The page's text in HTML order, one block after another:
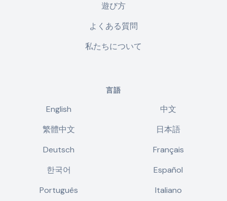
遊び方
よくある質問
私たちについて
言語
English
中文
繁體中文
日本語
Deutsch
Français
한국어
Español
Português
Italiano